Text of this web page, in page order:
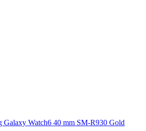
Galaxy Watch6 40 mm SM-R930 Gold